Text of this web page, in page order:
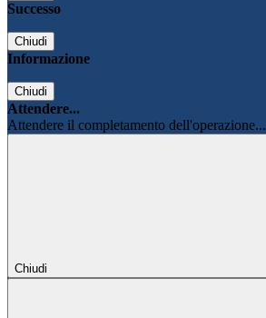
Successo
Chiudi
Informazione
Chiudi
Attendere...
Attendere il completamento dell'operazione...
Chiudi